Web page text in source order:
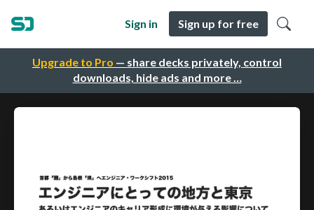
Upgrade to Pro — share decks privately, control
downloads, hide ads and more …
Sign in Sign up for free